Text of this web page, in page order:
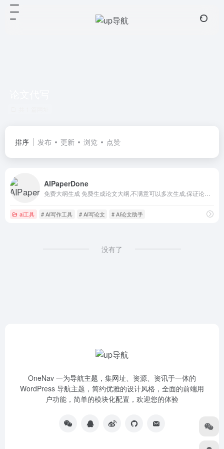
排序 发布 更新 浏览 点赞
AIPaperDone
ai工具 # AI写作工具 # AI写论文 # AI论文助手
没有了
OneNav 一为导航主题，集网址、资源、资讯于一体的
WordPress 导航主题，简约优雅的设计风格，全面的前端用
户功能，简单的模块化配置，欢迎您的体验